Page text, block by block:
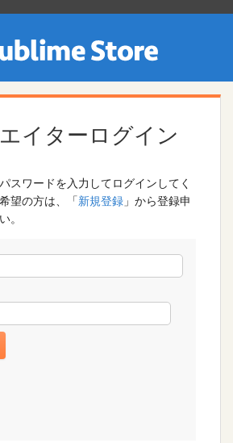
イターログイン
スワードを入力してログインしてく
望の方は、「新規登録 」から登録申
。